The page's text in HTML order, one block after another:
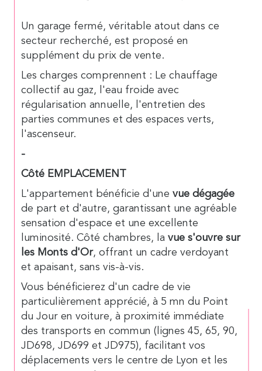
Un garage fermé, véritable atout dans ce
secteur recherché, est proposé en
supplément du prix de vente.
Les charges comprennent : Le chauffage
collectif au gaz, l'eau froide avec
régularisation annuelle, l'entretien des
parties communes et des espaces verts,
l'ascenseur.
-
Côté EMPLACEMENT
L'appartement bénéficie d'une vue dégagée
de part et d'autre, garantissant une agréable
sensation d'espace et une excellente
luminosité. Côté chambres, la vue s'ouvre sur
les Monts d'Or, offrant un cadre verdoyant
et apaisant, sans vis-à-vis.
Vous bénéficierez d'un cadre de vie
particulièrement apprécié, à 5 mn du Point
du Jour en voiture, à proximité immédiate
des transports en commun (lignes 45, 65, 90,
JD698, JD699 et JD975), facilitant vos
déplacements vers le centre de Lyon et les